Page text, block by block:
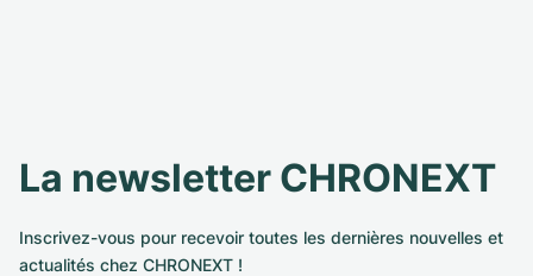
La newsletter CHRONEXT
Inscrivez-vous pour recevoir toutes les dernières nouvelles et
actualités chez CHRONEXT !